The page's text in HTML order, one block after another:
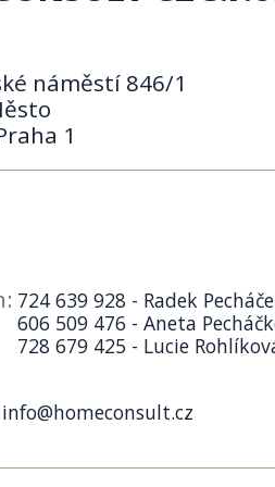
náměstí 846/1
1
724 639 928 - Radek
606 509 476 - Aneta
728 679 425 - Lucie
info@homeconsult.cz